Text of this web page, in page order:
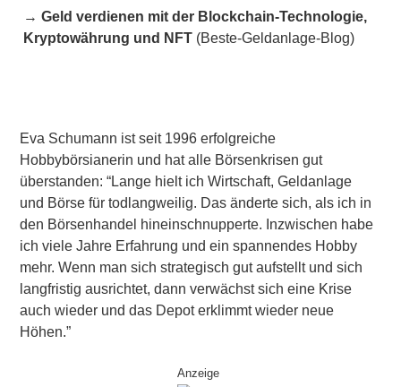
→Geld verdienen mit der Blockchain-Technologie,
Kryptowährung und NFT (Beste-Geldanlage-Blog)
Eva Schumann ist seit 1996 erfolgreiche
Hobbybörsianerin und hat alle Börsenkrisen gut
überstanden: “Lange hielt ich Wirtschaft, Geldanlage
und Börse für todlangweilig. Das änderte sich, als ich in
den Börsenhandel hineinschnupperte. Inzwischen habe
ich viele Jahre Erfahrung und ein spannendes Hobby
mehr. Wenn man sich strategisch gut aufstellt und sich
langfristig ausrichtet, dann verwächst sich eine Krise
auch wieder und das Depot erklimmt wieder neue
Höhen.”
Anzeige